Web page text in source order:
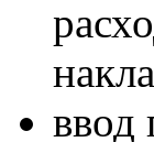
ввод